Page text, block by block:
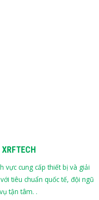
vực cung cấp thiết bị và giải
tiêu chuẩn quốc tế, đội ngũ
tận tâm. .